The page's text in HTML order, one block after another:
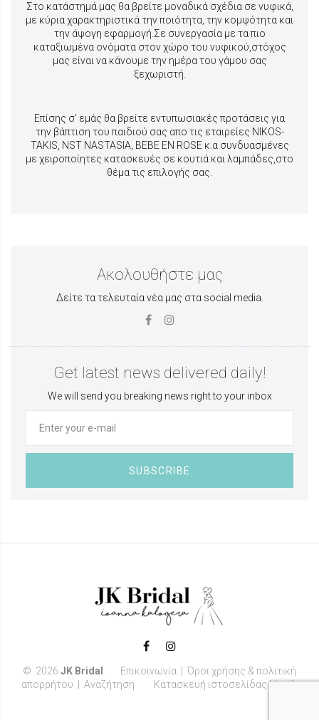
Στο κατάστημά μας θα βρείτε μοναδικά σχέδια σε νυφικά,
με κύρια χαρακτηριστικά τηνποιότητα, την κομψότητα και
την άψογη εφαρμογή.Σε συνεργασία με τα πιο
καταξιωμένα ονόματα στον χώρο του νυφικού,στόχος
μας είναι να κάνουμε την ημέρα του γάμου σας
ξεχωριστή.
Επίσης σ' εμάς θα βρείτε εντυπωσιακές προτάσεις για
την βάπτιση του παιδιού σας απο τις εταιρείες NIKOS-
TAKIS, NST NASTASIA, BEBE EN ROSE κ.α συνδυασμένες
με χειροποίητες κατασκευές σε κουτιά και λαμπάδες,στο
θέμα τις επιλογής σας.
Ακολουθήστε μας
Δείτε τα τελευταία νέα μας στα social media.
Get latest news delivered daily!
We will send you breaking news right to your inbox
SUBSCRIBE
© 2026 JK Bridal Επικοινωνία
Όροι χρήσης & πολιτική
απορρήτου
Αναζήτηση Κατασκευή ιστοσελίδας Noetik